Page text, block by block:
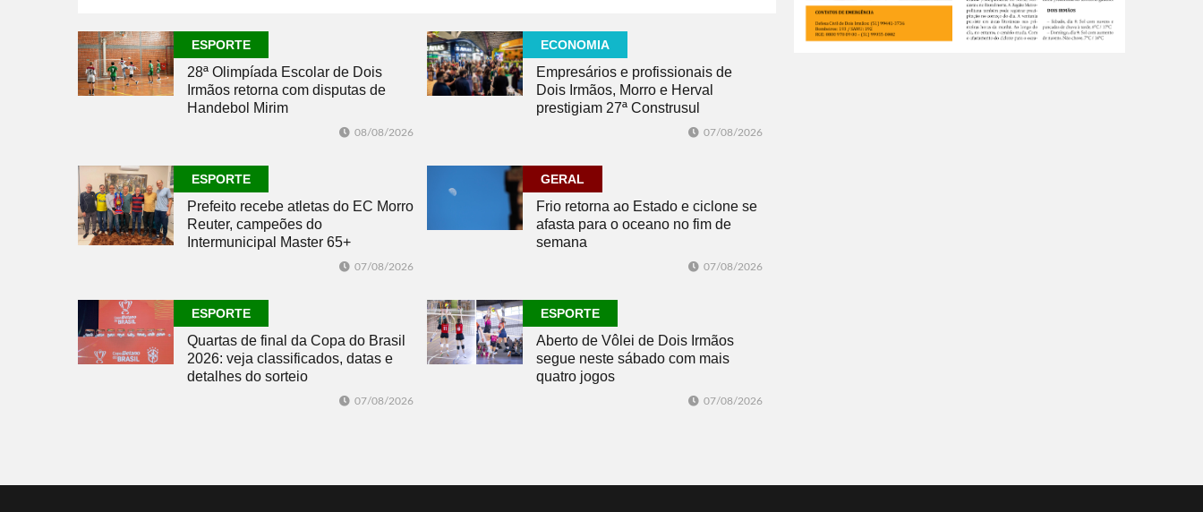
ESPORTE
28ª Olimpíada Escolar de Dois
Irmãos retorna com disputas de
Handebol Mirim
08/08/2026
ECONOMIA
Empresários e profissionais de
Dois Irmãos, Morro e Herval
prestigiam 27ª Construsul
07/08/2026
ESPORTE
Prefeito recebe atletas do EC Morro
Reuter, campeões do
Intermunicipal Master 65+
07/08/2026
GERAL
Frio retorna ao Estado e ciclone se
afasta para o oceano no fim de
semana
07/08/2026
ESPORTE
Quartas de final da Copa do Brasil
2026: veja classificados, datas e
detalhes do sorteio
07/08/2026
ESPORTE
Aberto de Vôlei de Dois Irmãos
segue neste sábado com mais
quatro jogos
07/08/2026